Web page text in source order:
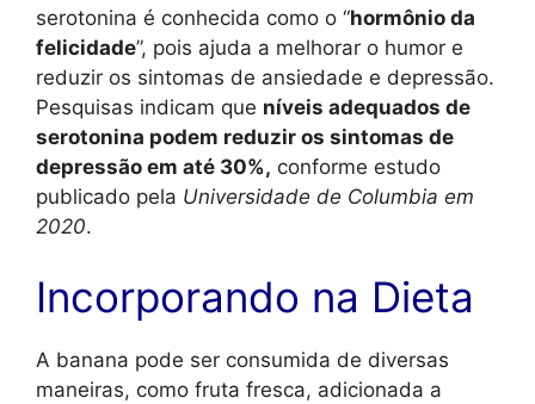
serotonina é conhecida como o “hormônio da
felicidade”, pois ajuda a melhorar o humor e
reduzir os sintomas de ansiedade e depressão.
Pesquisas indicam que níveis adequados de
serotonina podem reduzir os sintomas de
depressão em até 30%, conforme estudo
publicado pela Universidade de Columbia em
2020.
Incorporando na Dieta
A banana pode ser consumida de diversas
maneiras, como fruta fresca, adicionada a